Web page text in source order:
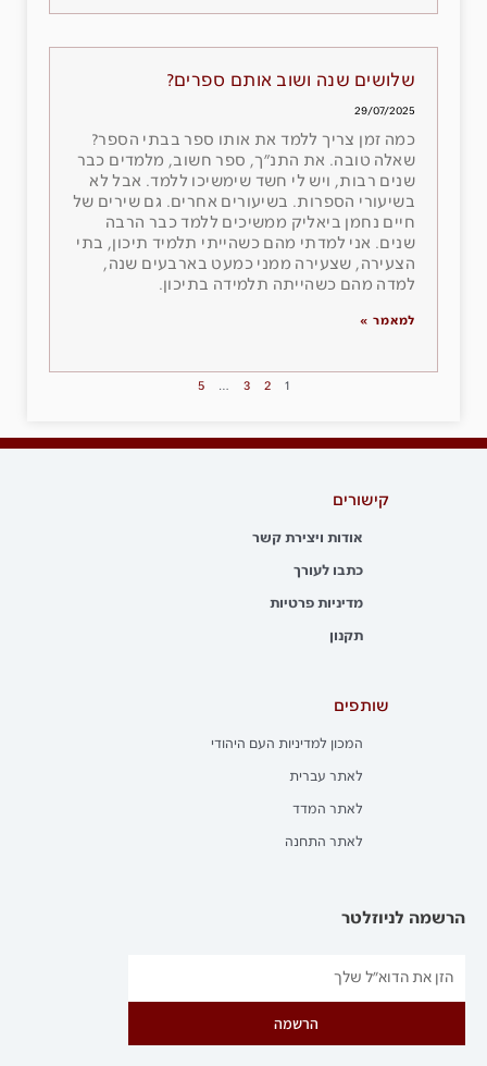
שלושים שנה ושוב אותם ספרים?
29/07/2025
כמה זמן צריך ללמד את אותו ספר בבתי הספר?
שאלה טובה. את התנ״ך, ספר חשוב, מלמדים כבר
שנים רבות, ויש לי חשד שימשיכו ללמד. אבל לא
בשיעורי הספרות. בשיעורים אחרים. גם שירים של
חיים נחמן ביאליק ממשיכים ללמד כבר הרבה
שנים. אני למדתי מהם כשהייתי תלמיד תיכון, בתי
הצעירה, שצעירה ממני כמעט בארבעים שנה,
למדה מהם כשהייתה תלמידה בתיכון.
למאמר »
1
2
3
…
5
קישורים
אודות ויצירת קשר
כתבו לעורך
מדיניות פרטיות
תקנון
שותפים
המכון למדיניות העם היהודי
לאתר עברית
לאתר המדד
לאתר התחנה
הרשמה לניוזלטר
הרשמה